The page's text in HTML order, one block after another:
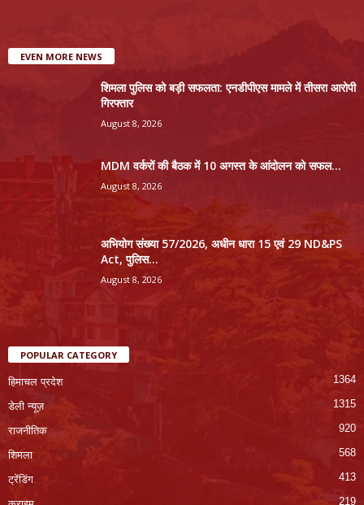
EVEN MORE NEWS
शिमला पुलिस को बड़ी सफलता: एनडीपीएस मामले में तीसरा आरोपी
गिरफ्तार
August 8, 2026
MDM वर्करों की बैठक में 10 अगस्त के आंदोलन को सफल...
August 8, 2026
अभियोग संख्या 57/2026, अधीन धारा 15 एवं 29 ND&PS
Act, पुलिस...
August 8, 2026
POPULAR CATEGORY
हिमाचल प्रदेश 1364
डेली न्यूज़ 1315
राजनीतिक 920
शिमला 568
ट्रेंडिंग 413
219